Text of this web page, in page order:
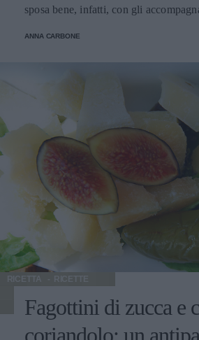
sposa bene, infatti, con gli
ANNA CARBONE
RICETTA
Fagottini di zucca e